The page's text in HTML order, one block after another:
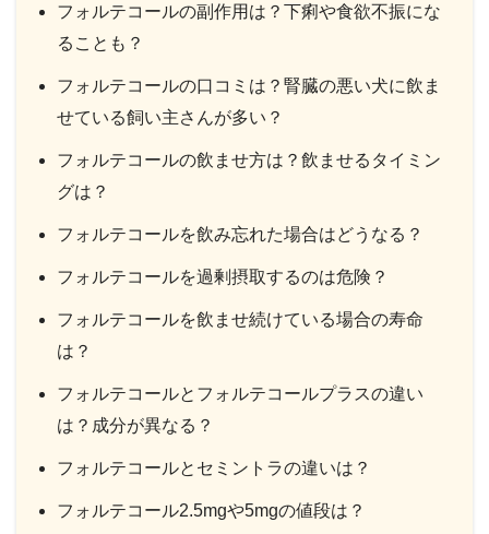
フォルテコールの副作用は？下痢や食欲不振にな
ることも？
フォルテコールの口コミは？腎臓の悪い犬に飲ま
せている飼い主さんが多い？
フォルテコールの飲ませ方は？飲ませるタイミン
グは？
フォルテコールを飲み忘れた場合はどうなる？
フォルテコールを過剰摂取するのは危険？
フォルテコールを飲ませ続けている場合の寿命
は？
フォルテコールとフォルテコールプラスの違い
は？成分が異なる？
フォルテコールとセミントラの違いは？
フォルテコール2.5mgや5mgの値段は？